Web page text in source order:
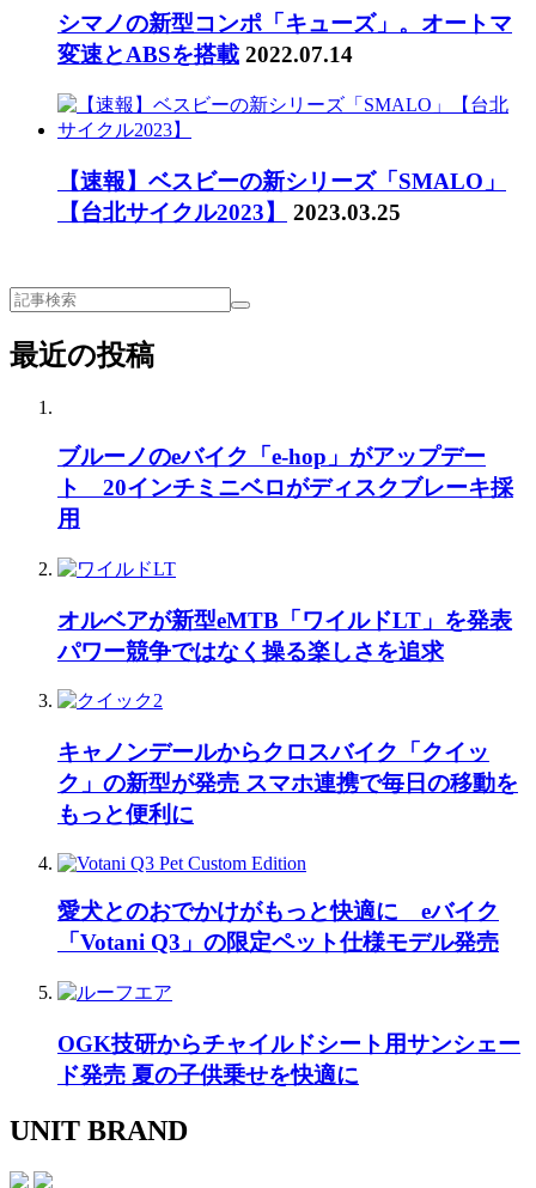
シマノの新型コンポ「キューズ」。オートマ
変速とABSを搭載 2022.07.14
【速報】ベスビーの新シリーズ「SMALO」
【台北サイクル2023】
2023.03.25
最近の投稿
ブルーノのeバイク「e-hop」がアップデー
ト 20インチミニベロがディスクブレーキ採
用
オルベアが新型eMTB「ワイルドLT」を発表
パワー競争ではなく操る楽しさを追求
キャノンデールからクロスバイク「クイッ
ク」の新型が発売 スマホ連携で毎日の移動を
もっと便利に
愛犬とのおでかけがもっと快適に eバイク
「Votani Q3」の限定ペット仕様モデル発売
OGK技研からチャイルドシート用サンシェー
ド発売 夏の子供乗せを快適に
UNIT BRAND